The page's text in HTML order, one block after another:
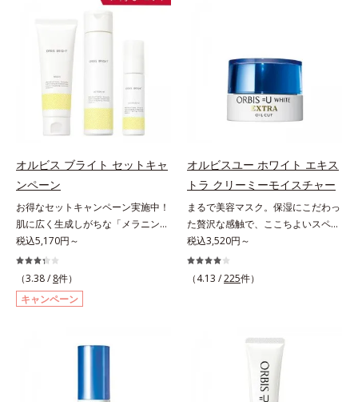
生成を抑え、シミ・ソバカスを防ぐ
*2 美白（メラニンの生成を抑え、
シミ・ソバカスを防ぐ）と保湿のこ
と*3 明るく澄んだ肌を目指す保湿
成分と、メラニンの生成を抑え、シ
ミ・ソバカスを防ぐ美白有効成分を
組み合わせた複合成分*4 グリチル
リチン酸2K各商品の詳しい情報は商
BEAUTY夏祭りは、こちら
いて該当文献がないことを確認（ポ
ーラ化成研究所調べ）
であること(*2)を業界で初めて発見
(*3)。ニキビ・肌荒れ予防有効成分
と保湿成分を新たに配合。これまで
の乾燥・テカリへのケアはそのまま
に、肌荒れ・ニキビ予防など“今”の
肌悩みに応え、“未来”を見据えて好
印象の鍵となるハリ・ツヤへもアプ
ローチする進化を遂げました。うる
アイテム同士をなじみやすくする
8アイテム分の機能を3ステップに集
約し、よりシンプルなお手入れで、
ハリ・ツヤのある好印象な清潔透明
肌(*1)へ導きます。*1 うるおいによ
る透明感のある肌*2 男性の顔画像
を用いた印象評価において、基準画
像に対して、頬全体に輝度分布がな
2022年12月22日時点で、科学文献
いて該当文献がないことを確認（ポ
という「点」だけでなく、透明感の
なさなどの「面」での透明感を阻害
する原因を引き起こしていることが
わかりました。そこでオルビス ブ
C(*8)」を採用。肌奥(*6)まで浸透
し、シミやソバカスの原因となるメ
ラニンの生成を食い止めます。また
オルビス独自成分の「ブライトVC
コンプレックス(*9)」が、透明感を
阻害する原因(*10)にアプローチし
ます。さらに肌表面のなめらかさや
みずみずしさをサポートするため
ケアのアプローチによって、肌本来
の輝きを生かして澄み渡る、輝き透
明肌を叶えます。L＝さっぱりタイ
プ（脂性肌～普通肌）M＝しっとり
オルビス ブライト セットキャ
ンペーン
お得なセットキャンペーン実施中！
肌に広く生成しがちな「メラニンに
じみ(*1)」の原因をブロック(*2)！
澄み渡る輝き透明肌(*3)へ。業界初
(*4)知見「メラニンの第三のルー
ト」である「横のひろがり」に着目
して、全方位から透明肌を目指すブ
す。受けてしまった紫外線ダメージ
ソバカスという「点」だけでなく、
税込5,170円～
（3.38 / 8件）
キャンペーン
オルビスユー ホワイト エキス
トラ クリーミーモイスチャー
まるで美容マスク。保湿にこだわっ
た贅沢な感触で、ここちよいスペシ
ャルケアを。若々しく透明感のある
美肌を構成する要素と、年齢肌(*1)
のメラニン生成にアプローチして、
上げを図ります。さらに、シミと年
齢の関係に着目。点在するシミだけ
でなく、メラニンが蓄積しがちな年
齢肌の“メラニンメタボ(*2)”にアプ
税込3,520円～
（4.13 /225件）